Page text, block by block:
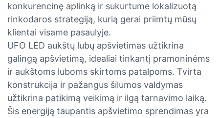
konkurencinę aplinką ir sukurtume lokalizuotą
rinkodaros strategiją, kurią gerai priimtų mūsų
klientai visame pasaulyje.
UFO LED aukštų lubų apšvietimas užtikrina
galingą apšvietimą, idealiai tinkantį pramoninėms
ir aukštoms luboms skirtoms patalpoms. Tvirta
konstrukcija ir pažangus šilumos valdymas
užtikrina patikimą veikimą ir ilgą tarnavimo laiką.
Šis energiją taupantis apšvietimo sprendimas yra